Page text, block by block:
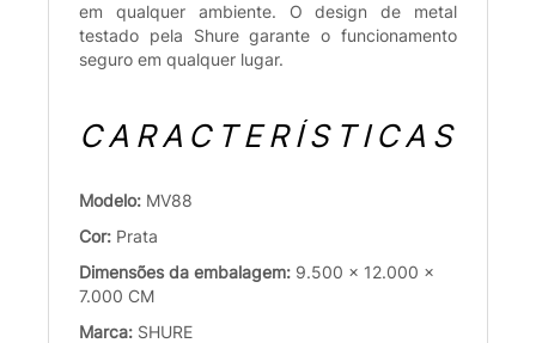
em qualquer ambiente. O design de metal
testado pela Shure garante o funcionamento
seguro em qualquer lugar.
CARACTERÍSTICAS
Modelo: MV88
Cor: Prata
Dimensões da embalagem: 9.500 x 12.000 x
7.000 CM
Marca: SHURE